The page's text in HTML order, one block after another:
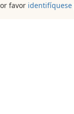
favor identifíquese